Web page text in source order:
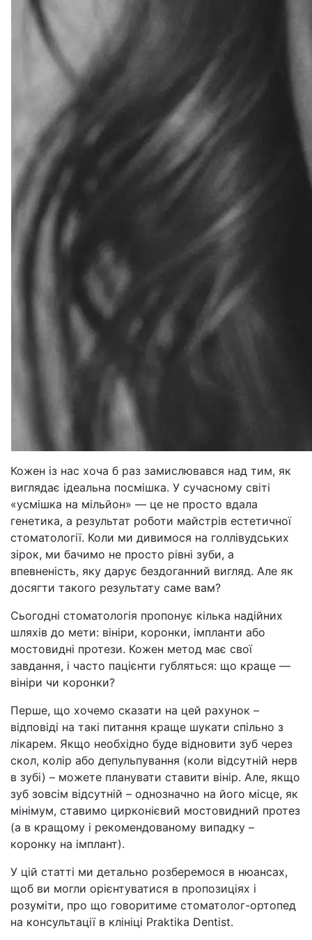
Кожен із нас хоча б раз замислювався над тим, як
виглядає ідеальна посмішка. У сучасному світі
«усмішка на мільйон» — це не просто вдала
генетика, а результат роботи майстрів естетичної
стоматології. Коли ми дивимося на голлівудських
зірок, ми бачимо не просто рівні зуби, а
впевненість, яку дарує бездоганний вигляд. Але як
досягти такого результату саме вам?
Сьогодні стоматологія пропонує кілька надійних
шляхів до мети: вініри, коронки, імпланти або
мостовидні протези. Кожен метод має свої
завдання, і часто пацієнти губляться: що краще —
вініри чи коронки?
Перше, що хочемо сказати на цей рахунок –
відповіді на такі питання краще шукати спільно з
лікарем. Якщо необхідно буде відновити зуб через
скол, колір або депульпування (коли відсутній нерв
в зубі) – можете планувати ставити вінір. Але, якщо
зуб зовсім відсутній – однозначно на його місце, як
мінімум, ставимо цирконієвий мостовидний протез
(а в кращому і рекомендованому випадку –
коронку на імплант).
У цій статті ми детально розберемося в нюансах,
щоб ви могли орієнтуватися в пропозиціях і
розуміти, про що говоритиме стоматолог-ортопед
на консультації в клініці Praktika Dentist.